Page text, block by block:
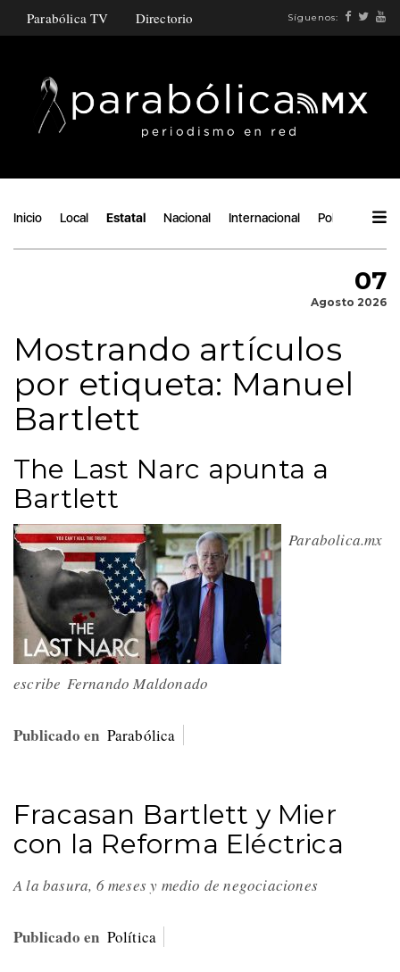
Parabólica TV Directorio Síguenos:
Inicio Local Estatal Nacional Internacional Política
07
Agosto 2026
Mostrando artículos
por etiqueta: Manuel
Bartlett
The Last Narc apunta a
Bartlett
Parabolica.mx
escribe Fernando Maldonado
Publicado en Parabólica
Fracasan Bartlett y Mier
con la Reforma Eléctrica
A la basura, 6 meses y medio de negociaciones
Publicado en Política